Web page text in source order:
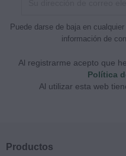
Puede darse de baja en
información de
Al registrarme acepto que
Política
Al utilizar esta web
Productos